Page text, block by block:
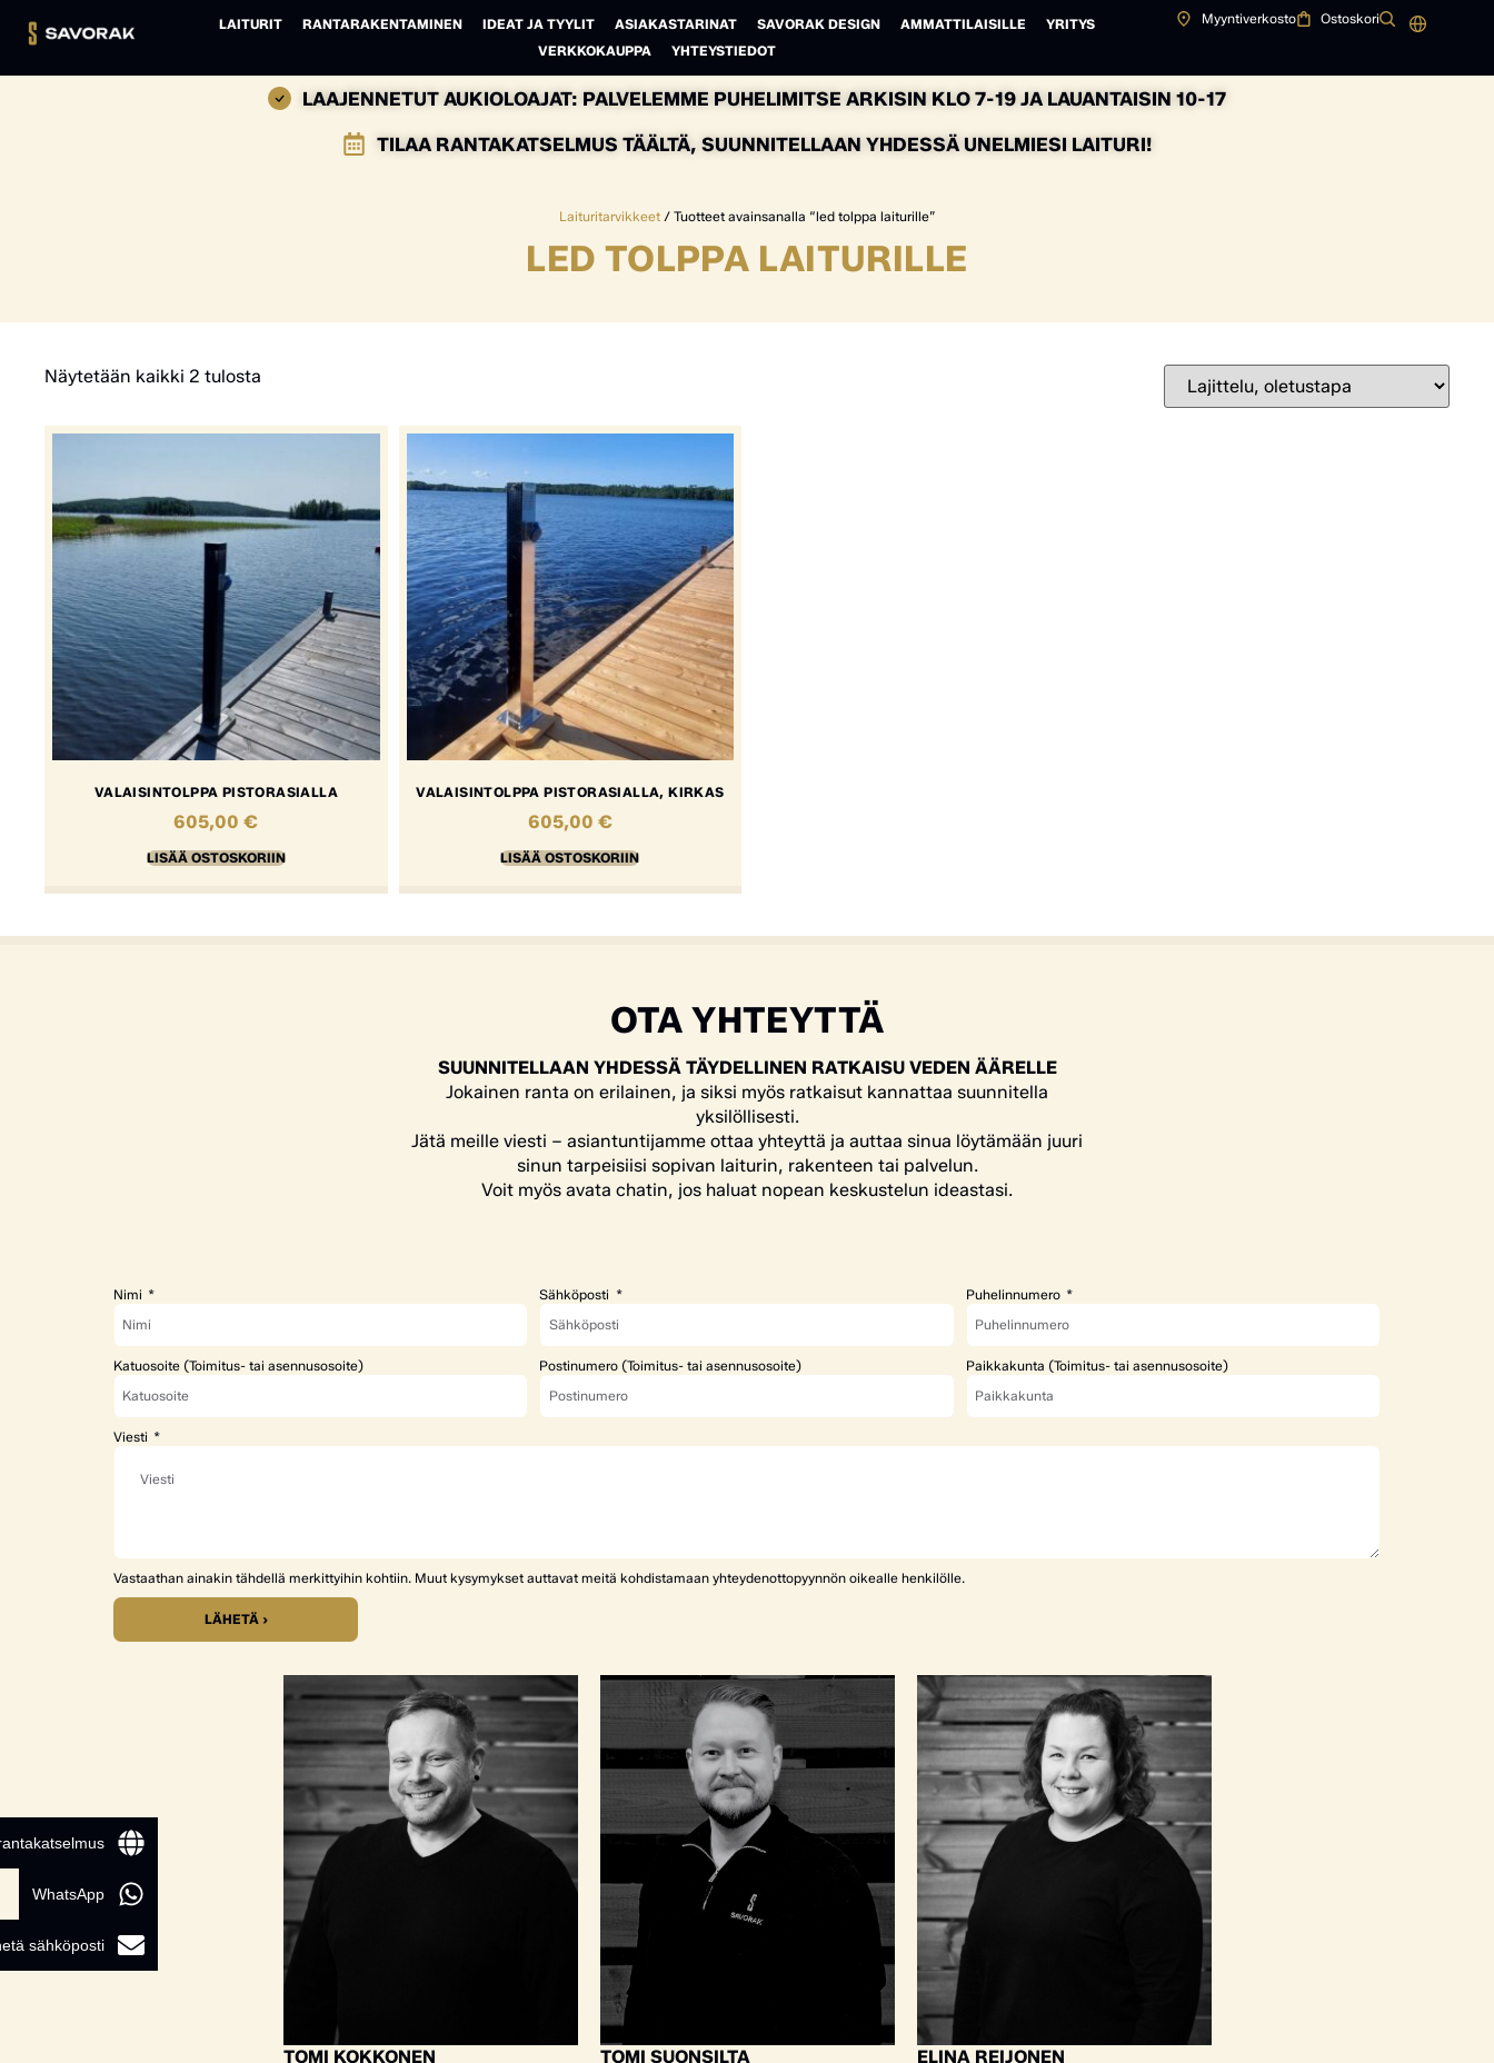
LAITURIT RANTARAKENTAMINEN IDEAT JA TYYLIT ASIAKASTARINAT SAVORAK DESIGN AMMATTILAISILLE
YRITYS
VERKKOKAUPPA
YHTEYSTIEDOT
Myyntiverkosto Ostoskori
LAAJENNETUT AUKIOLOAJAT: PALVELEMME PUHELIMITSE ARKISIN KLO 7-19 JA LAUANTAISIN 10-17
TILAA RANTAKATSELMUS TÄÄLTÄ, SUUNNITELLAAN YHDESSÄ UNELMIESI LAITURI!
Laituritarvikkeet/ Tuotteet avainsanalla “led tolppa laiturille”
LED TOLPPA LAITURILLE
Näytetään kaikki 2 tulosta
VALAISINTOLPPA PISTORASIALLA
605,00€
LISÄÄ OSTOSKORIIN
VALAISINTOLPPA PISTORASIALLA, KIRKAS
605,00 €
LISÄÄ OSTOSKORIIN
OTA YHTEYTTÄ
SUUNNITELLAAN YHDESSÄ TÄYDELLINEN RATKAISU VEDEN ÄÄRELLE
Jokainen ranta on erilainen, ja siksi myös ratkaisut kannattaa suunnitella
yksilöllisesti.
Jätä meille viesti – asiantuntijamme ottaa yhteyttä ja auttaa sinua löytämään juuri
sinun tarpeisiisi sopivan laiturin, rakenteen tai palvelun.
Voit myös avata chatin, jos haluat nopean keskustelun ideastasi.
Nimi Sähköposti Puhelinnumero
Katuosoite (Toimitus- tai asennusosoite) Postinumero (Toimitus- tai asennusosoite) Paikkakunta (Toimitus- tai asennusosoite)
Viesti
Vastaathan ainakin tähdellä merkittyihin kohtiin. Muut kysymykset auttavat meitä kohdistamaan yhteydenottopyynnön oikealle henkilölle.
LÄHETÄ ›
TOMI KOKKONEN TOMI SUONSILTA ELINA REIJONEN
WhatsApp
sähköposti